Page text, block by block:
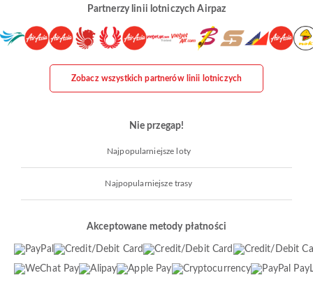
Partnerzy linii lotniczych Airpaz
Zobacz wszystkich partnerów linii lotniczych
Nie przegap!
Najpopularniejsze loty
Najpopularniejsze trasy
Akceptowane metody płatności